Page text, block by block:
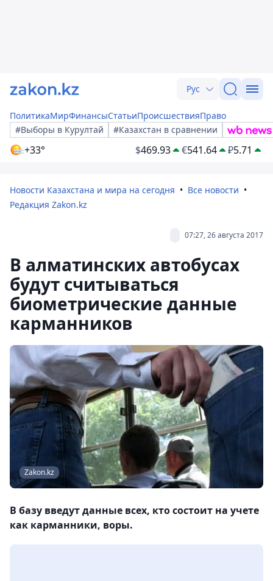
Рус
ПолитикаМирФинансыСтатьиПроисшествияПраво
#Выборы в Курултай
#Казахстан в сравнении
+33° $469.93 €541.64 ₽5.71
Новости Казахстана и мира на сегодня
Все новости
Редакция Zakon.kz
07:27, 26 августа 2017
В алматинских автобусах
будут считываться
биометрические данные
карманников
Zakon.kz
В базу введут данные всех, кто состоит на учете
как карманники, воры.